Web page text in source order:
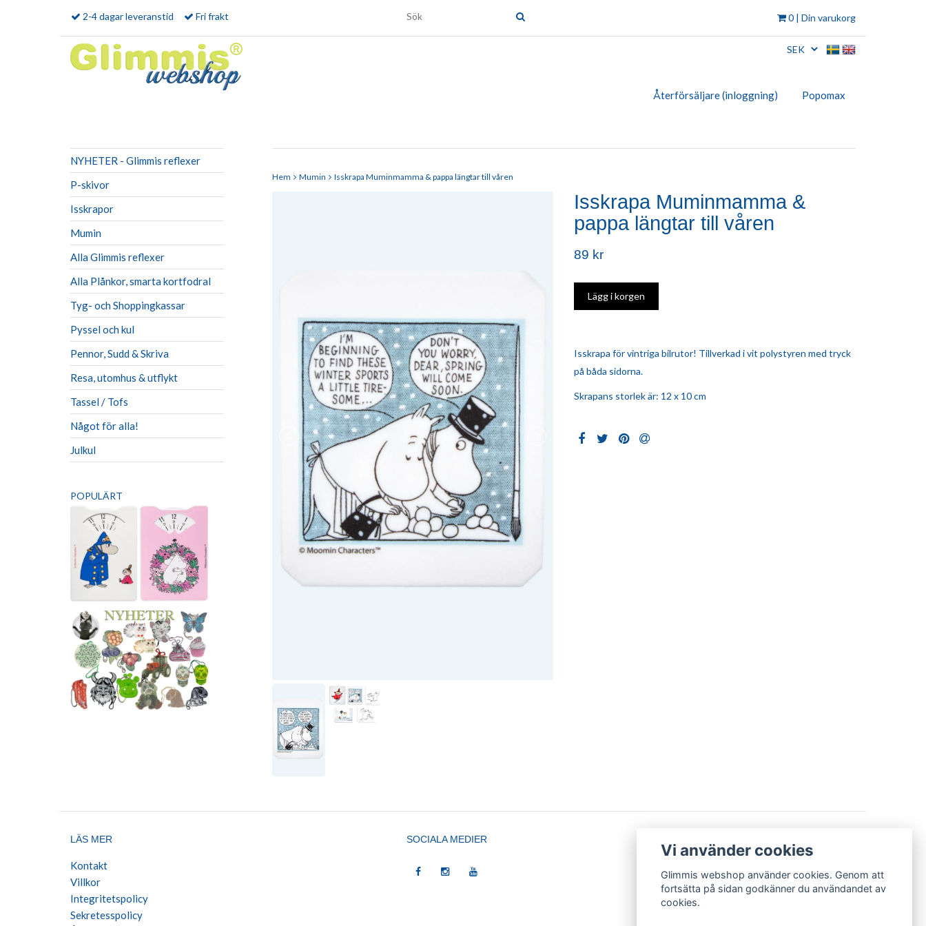
0 | Din varukorg
2-4 dagar leveranstid Fri frakt
Återförsäljare (inloggning) Popomax
NYHETER - Glimmis reflexer
P-skivor
Isskrapor
Mumin
Alla Glimmis reflexer
Alla Plånkor, smarta kortfodral
Tyg- och Shoppingkassar
Pyssel och kul
Pennor, Sudd & Skriva
Resa, utomhus & utflykt
Tassel / Tofs
Något för alla!
Julkul
POPULÄRT
Hem Mumin Isskrapa Muminmamma & pappa längtar till våren
Isskrapa Muminmamma &
pappa längtar till våren
89 kr
Isskrapa för vintriga bilrutor! Tillverkad i vit polystyren med tryck
på båda sidorna.
Skrapans storlek är: 12 x 10 cm
LÄS MER
Kontakt
Villkor
Integritetspolicy
Sekretesspolicy
SOCIALA MEDIER
Vi använder cookies
Glimmis webshop använder cookies. Genom att
fortsätta på sidan godkänner du användandet av
cookies.